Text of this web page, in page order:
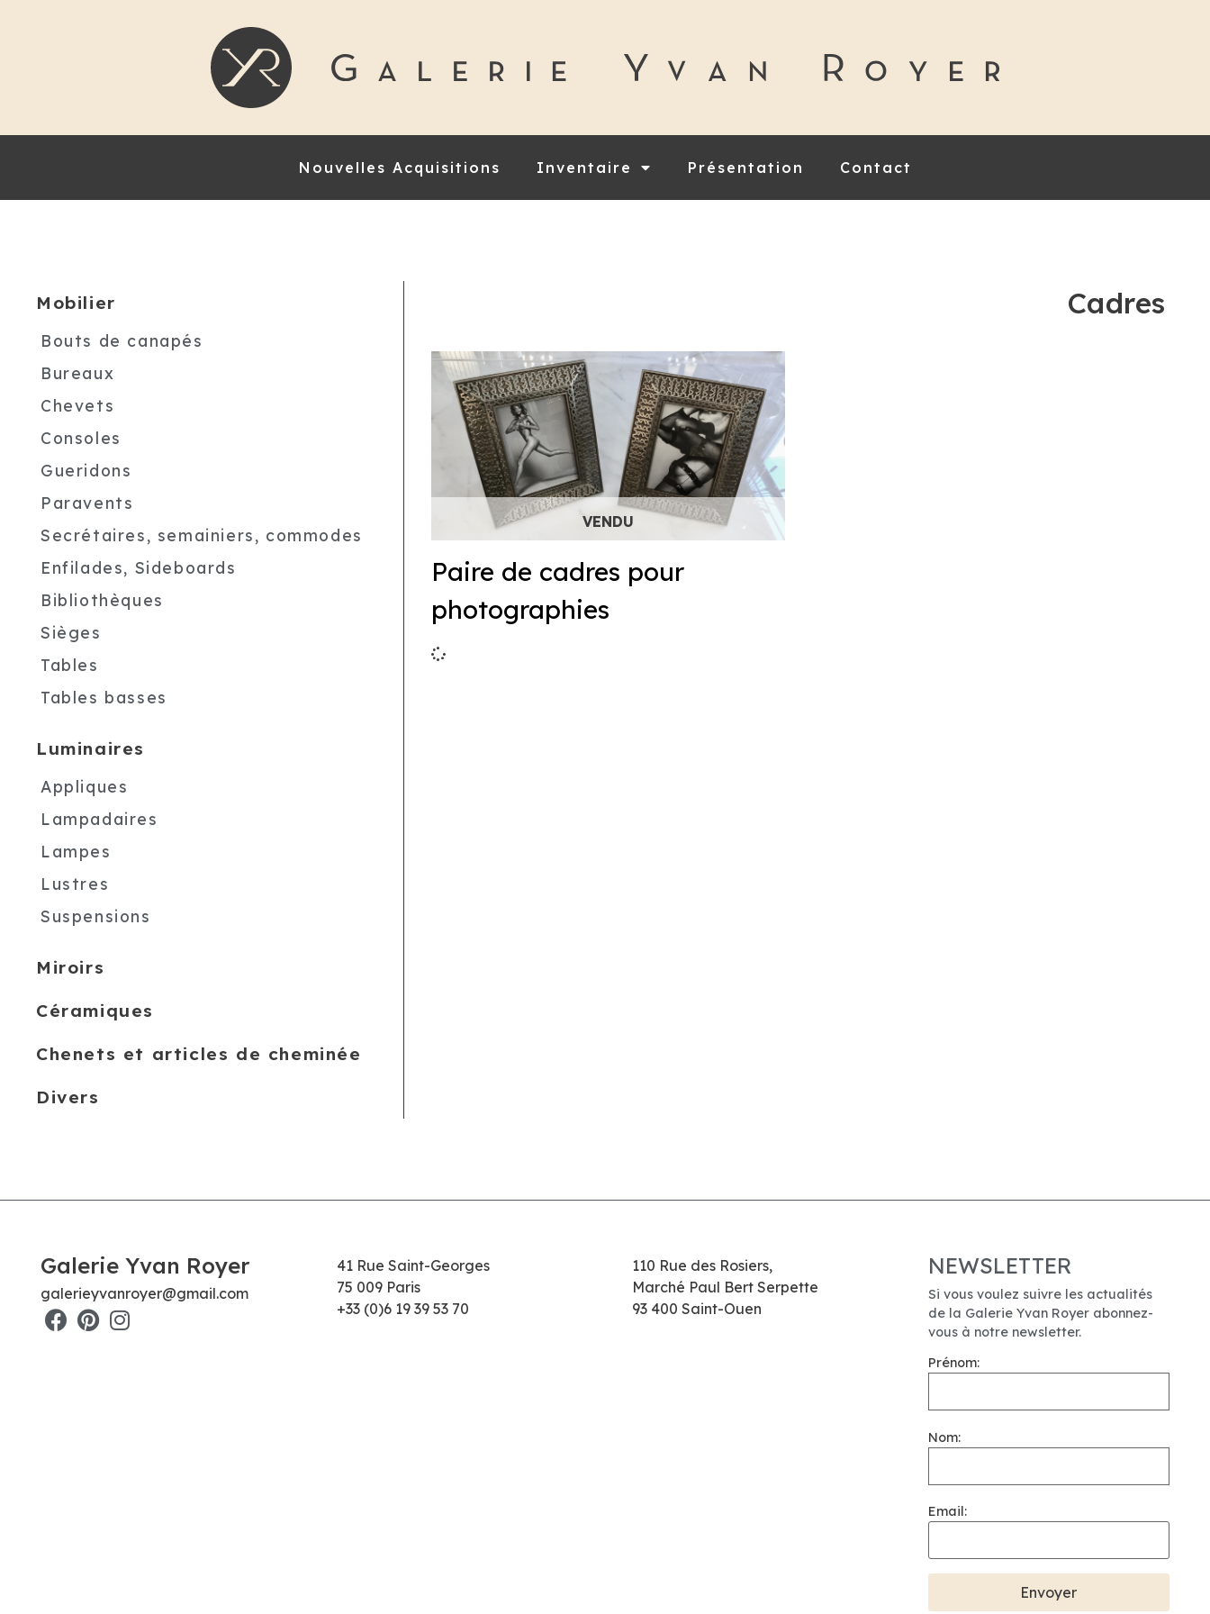
Nouvelles Acquisitions Inventaire Présentation Contact
Mobilier
Bouts de canapés
Bureaux
Chevets
Consoles
Gueridons
Paravents
Secrétaires, semainiers, commodes
Enfilades, Sideboards
Bibliothèques
Sièges
Tables
Tables basses
Luminaires
Appliques
Lampadaires
Lampes
Lustres
Suspensions
Miroirs
Céramiques
Chenets et articles de cheminée
Divers
Cadres
Paire de cadres pour
photographies
Galerie Yvan Royer
galerieyvanroyer@gmail.com
41 Rue Saint-Georges
75 009 Paris
+33 (0)6 19 39 53 70
110 Rue des Rosiers,
Marché Paul Bert Serpette
93 400 Saint-Ouen
NEWSLETTER
Si vous voulez suivre les actualités
de la Galerie Yvan Royer abonnez-
vous à notre newsletter.
Prénom:
Nom:
Email: